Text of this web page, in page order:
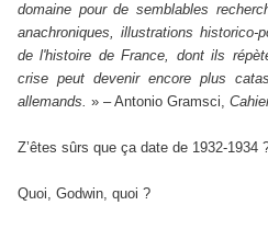
domaine pour de semblables
anachroniques, illustrations historico-
de l'histoire de France, dont ils
crise peut devenir encore plus
allemands. » – Antonio Gramsci,
Z’êtes sûrs que ça date de 1932-1934
Quoi, Godwin, quoi ?